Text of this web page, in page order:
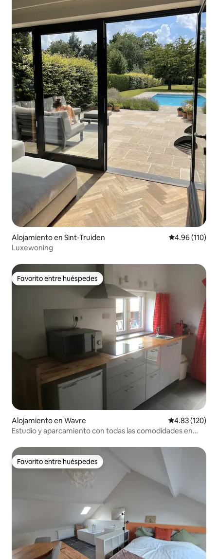
Alojamiento en Sint-Truiden Calificación
4.96 (110)
Luxewoning
Favorito entre huéspedes
Favorito entre huéspedes
Alojamiento en Wavre Calificación
4.83 (120)
Estudio y aparcamiento con todas las comodidades en
Favorito entre huéspedes
Favorito entre huéspedes